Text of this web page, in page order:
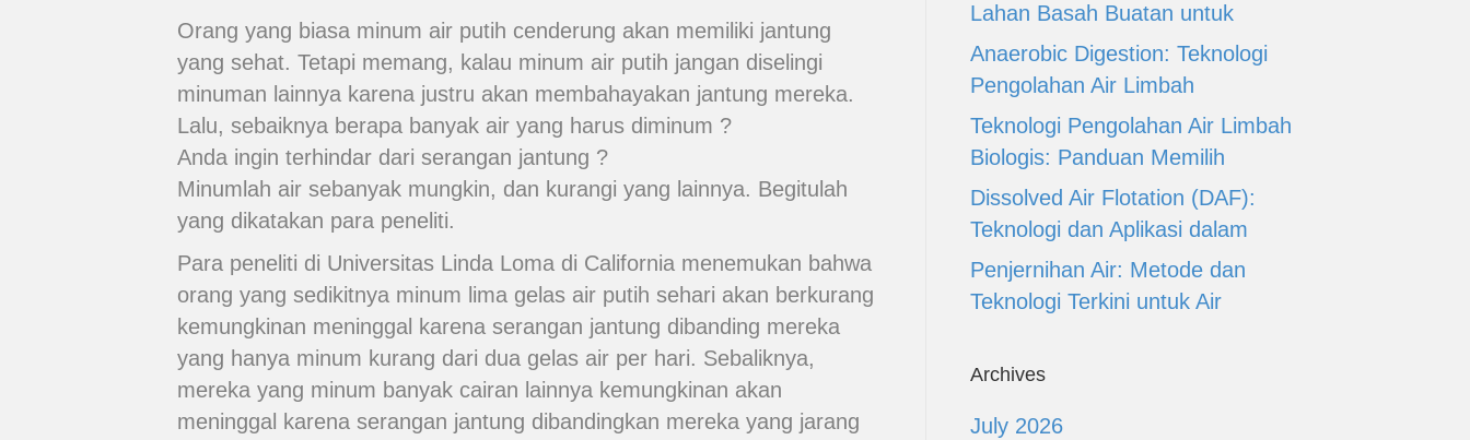
Orang yang biasa minum air putih cenderung akan memiliki jantung
yang sehat. Tetapi memang, kalau minum air putih jangan diselingi
minuman lainnya karena justru akan membahayakan jantung mereka.
Lalu, sebaiknya berapa banyak air yang harus diminum ?
Anda ingin terhindar dari serangan jantung ?
Minumlah air sebanyak mungkin, dan kurangi yang lainnya. Begitulah
yang dikatakan para peneliti.
Para peneliti di Universitas Linda Loma di California menemukan bahwa
orang yang sedikitnya minum lima gelas air putih sehari akan berkurang
kemungkinan meninggal karena serangan jantung dibanding mereka
yang hanya minum kurang dari dua gelas air per hari. Sebaliknya,
mereka yang minum banyak cairan lainnya kemungkinan akan
meninggal karena serangan jantung dibandingkan mereka yang jarang
Lahan Basah Buatan untuk
Anaerobic Digestion: Teknologi
Pengolahan Air Limbah
Teknologi Pengolahan Air Limbah
Biologis: Panduan Memilih
Dissolved Air Flotation (DAF):
Teknologi dan Aplikasi dalam
Penjernihan Air: Metode dan
Teknologi Terkini untuk Air
Archives
July 2026